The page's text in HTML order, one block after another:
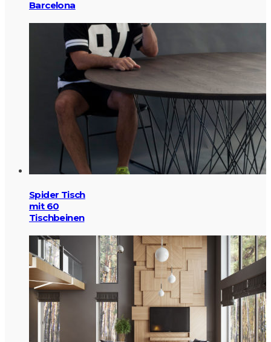
Barcelona
Spider Tisch
mit 60
Tischbeinen